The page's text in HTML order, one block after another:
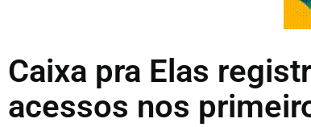
Caixa pra Elas
acessos nos